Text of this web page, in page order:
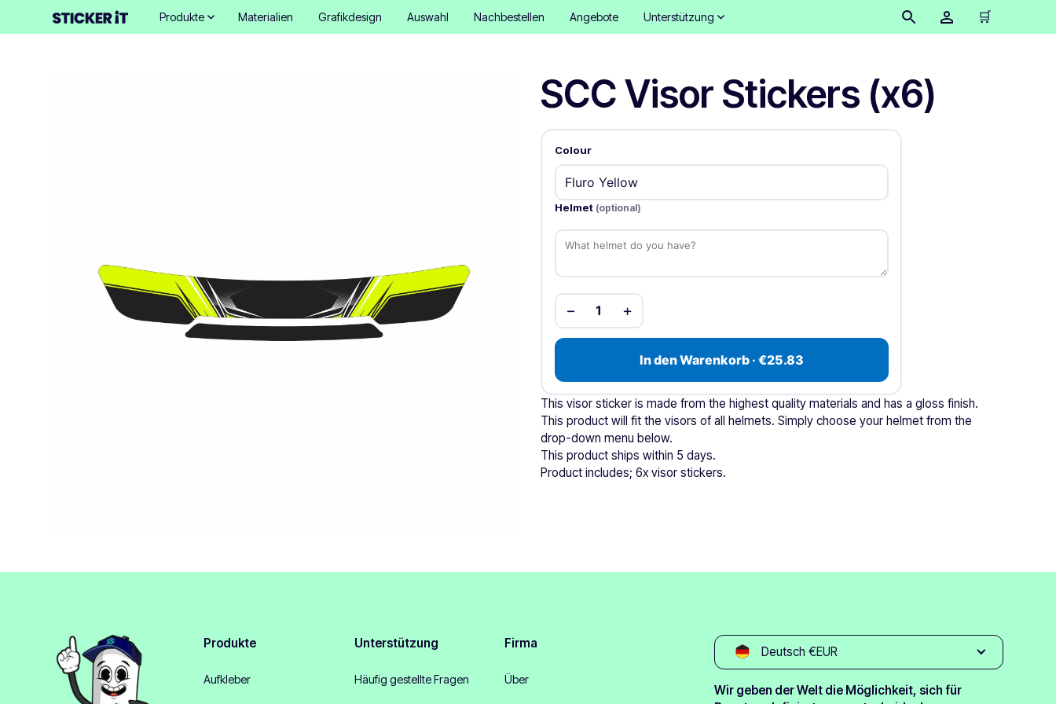
Produkte Materialien Grafikdesign Auswahl Nachbestellen Angebote Unterstützung 🛒
SCC Visor Stickers (x6)
Colour
Helmet (optional)
− 1 +
In den Warenkorb · €25.83
This visor sticker is made from the highest quality materials and has a gloss finish.
This product will fit the visors of all helmets. Simply choose your helmet from the
drop-down menu below.
This product ships within 5 days.
Product includes; 6x visor stickers.
Produkte
Aufkleber
Unterstützung
Häufig gestellte Fragen
Firma
Über
Deutsch €EUR
Wir geben der Welt die Möglichkeit, sich für